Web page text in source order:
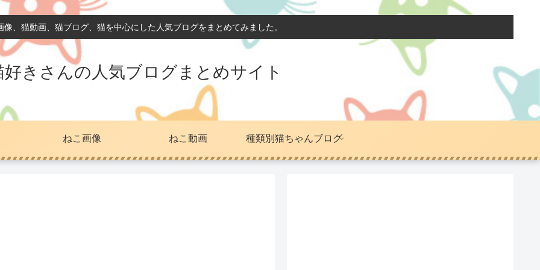
像、猫動画、猫ブログ、猫を中心にした人気ブログをまとめてみました。
好きさんの人気ブログまとめサイト
ねこ画像 ねこ動画 種類別猫ちゃんブログ